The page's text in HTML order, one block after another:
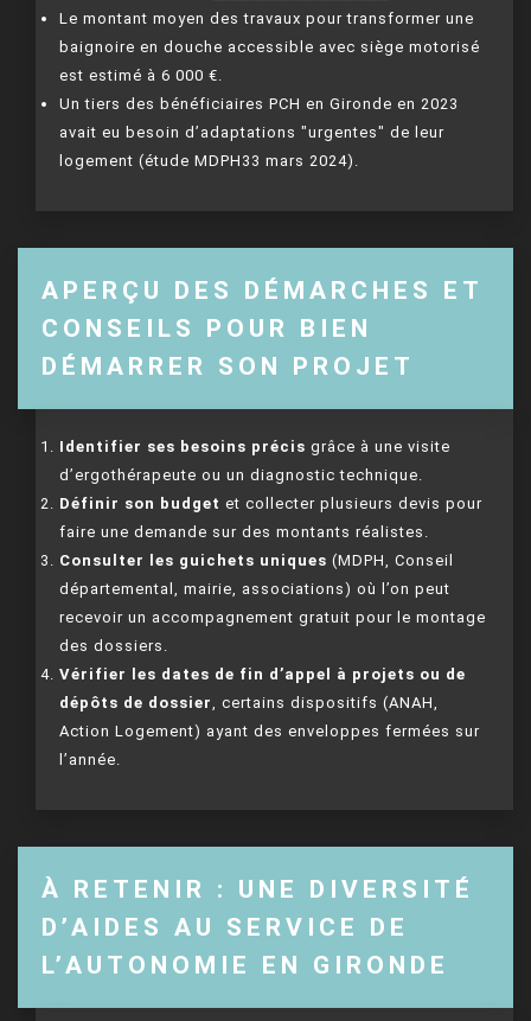
Le montant moyen des travaux pour transformer une
baignoire en douche accessible avec siège motorisé
est estimé à 6 000 €.
Un tiers des bénéficiaires PCH en Gironde en 2023
avait eu besoin d’adaptations "urgentes" de leur
logement (étude MDPH33 mars 2024).
APERÇU DES DÉMARCHES ET
CONSEILS POUR BIEN
DÉMARRER SON PROJET
Identifier ses besoins précis grâce à une visite
d’ergothérapeute ou un diagnostic technique.
Définir son budget et collecter plusieurs devis pour
faire une demande sur des montants réalistes.
Consulter les guichets uniques (MDPH, Conseil
départemental, mairie, associations) où l’on peut
recevoir un accompagnement gratuit pour le montage
des dossiers.
Vérifier les dates de fin d’appel à projets ou de
dépôts de dossier
, certains dispositifs (ANAH,
Action Logement) ayant des enveloppes fermées sur
l’année.
À RETENIR : UNE DIVERSITÉ
D’AIDES AU SERVICE DE
L’AUTONOMIE EN GIRONDE